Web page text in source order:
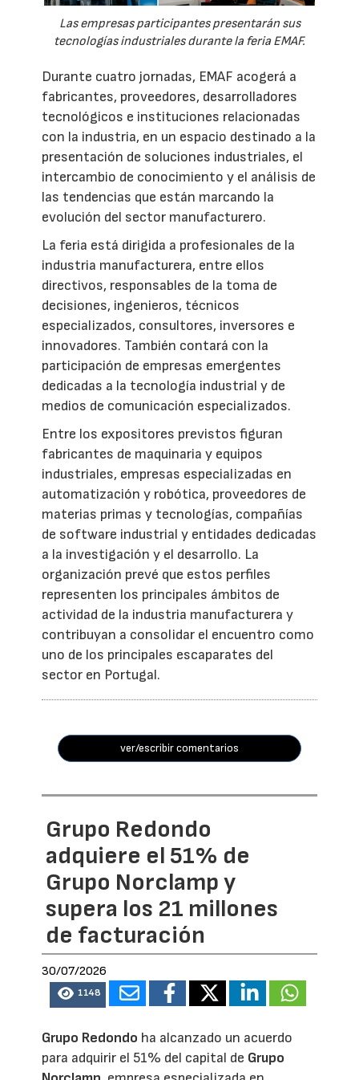
Las empresas participantes presentarán sus
tecnologías industriales durante la feria EMAF.
Durante cuatro jornadas, EMAF acogerá a
fabricantes, proveedores, desarrolladores
tecnológicos e instituciones relacionadas
con la industria, en un espacio destinado a la
presentación de soluciones industriales, el
intercambio de conocimiento y el análisis de
las tendencias que están marcando la
evolución del sector manufacturero.
La feria está dirigida a profesionales de la
industria manufacturera, entre ellos
directivos, responsables de la toma de
decisiones, ingenieros, técnicos
especializados, consultores, inversores e
innovadores. También contará con la
participación de empresas emergentes
dedicadas a la tecnología industrial y de
medios de comunicación especializados.
Entre los expositores previstos figuran
fabricantes de maquinaria y equipos
industriales, empresas especializadas en
automatización y robótica, proveedores de
materias primas y tecnologías, compañías
de software industrial y entidades dedicadas
a la investigación y el desarrollo. La
organización prevé que estos perfiles
representen los principales ámbitos de
actividad de la industria manufacturera y
contribuyan a consolidar el encuentro como
uno de los principales escaparates del
sector en Portugal.
ver/escribir comentarios
Grupo Redondo
adquiere el 51% de
Grupo Norclamp y
supera los 21 millones
de facturación
30/07/2026
1148
Grupo Redondo ha alcanzado un acuerdo
para adquirir el 51% del capital de Grupo